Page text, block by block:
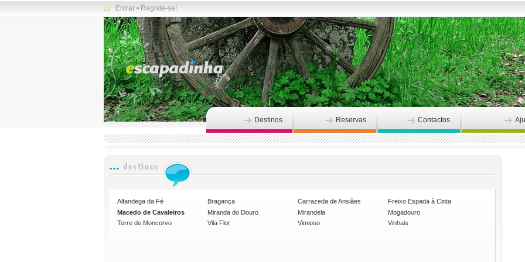
Entrar • Registe-se!
Destinos Reservas Contactos
Alfandega da Fé Bragança Carrazeda de Ansiães
Freixo Espada à Cinta
Macedo de Cavaleiros
Miranda do Douro Mirandela
Mogadouro
Torre de Moncorvo
Vila Flor Vimioso Vinhais